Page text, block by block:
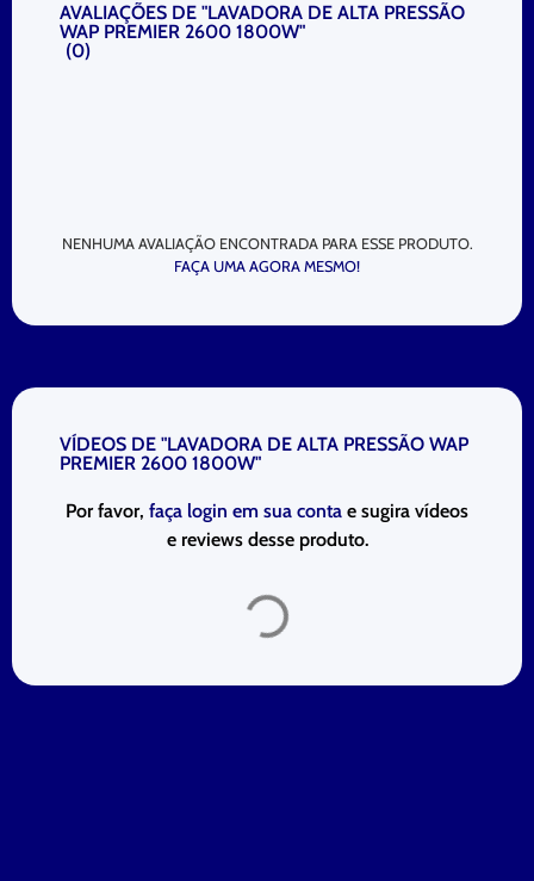
AVALIAÇÕES DE "LAVADORA DE ALTA PRESSÃO
WAP PREMIER 2600 1800W"
(0)
NENHUMA AVALIAÇÃO ENCONTRADA PARA ESSE PRODUTO.
FAÇA UMA AGORA MESMO!
VÍDEOS DE "LAVADORA DE ALTA PRESSÃO WAP
PREMIER 2600 1800W"
Por favor, faça login em sua conta e sugira vídeos
e reviews desse produto.